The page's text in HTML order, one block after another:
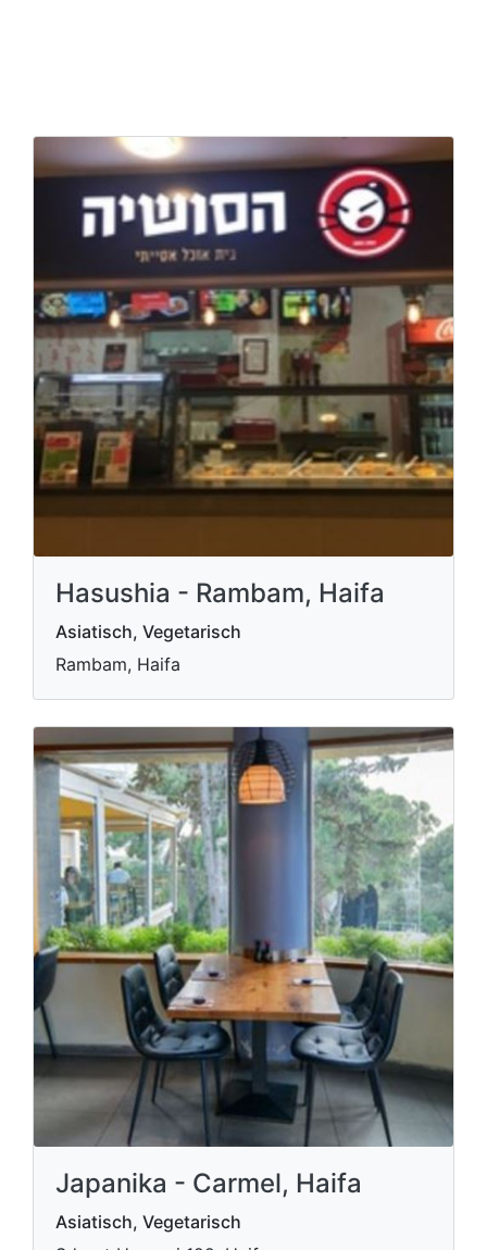
Hasushia - Rambam, Haifa
Asiatisch, Vegetarisch
Rambam, Haifa
Japanika - Carmel, Haifa
Asiatisch, Vegetarisch